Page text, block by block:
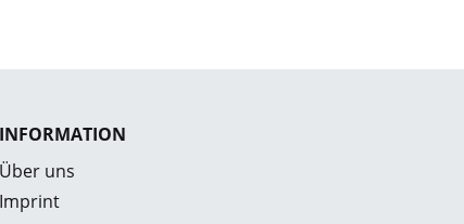
INFORMATION
Über uns
Imprint